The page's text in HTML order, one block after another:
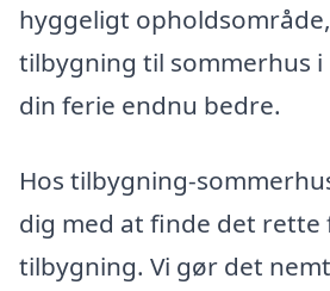
hyggeligt
tilbygning til sommerhus
din ferie endnu bedre.
Hos tilbygning-
dig med at finde det rette
tilbygning. Vi gør det